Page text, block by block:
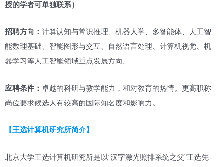
授的学者可单独联系）
招聘方向： 计算认知与常识推理、机器人学、多智能体、人工智
能数理基础、智能图形与交互、自然语言处理、计算机视觉、机
器学习等人工智能领域重点发展方向。
应聘条件： 卓越的科研与教学能力，和对教育的热情。更高职称
岗位要求候选人有较高的国际知名度和影响力。
【王选计算机研究所简介】
北京大学王选计算机研究所是以“汉字激光照排系统之父”王选先